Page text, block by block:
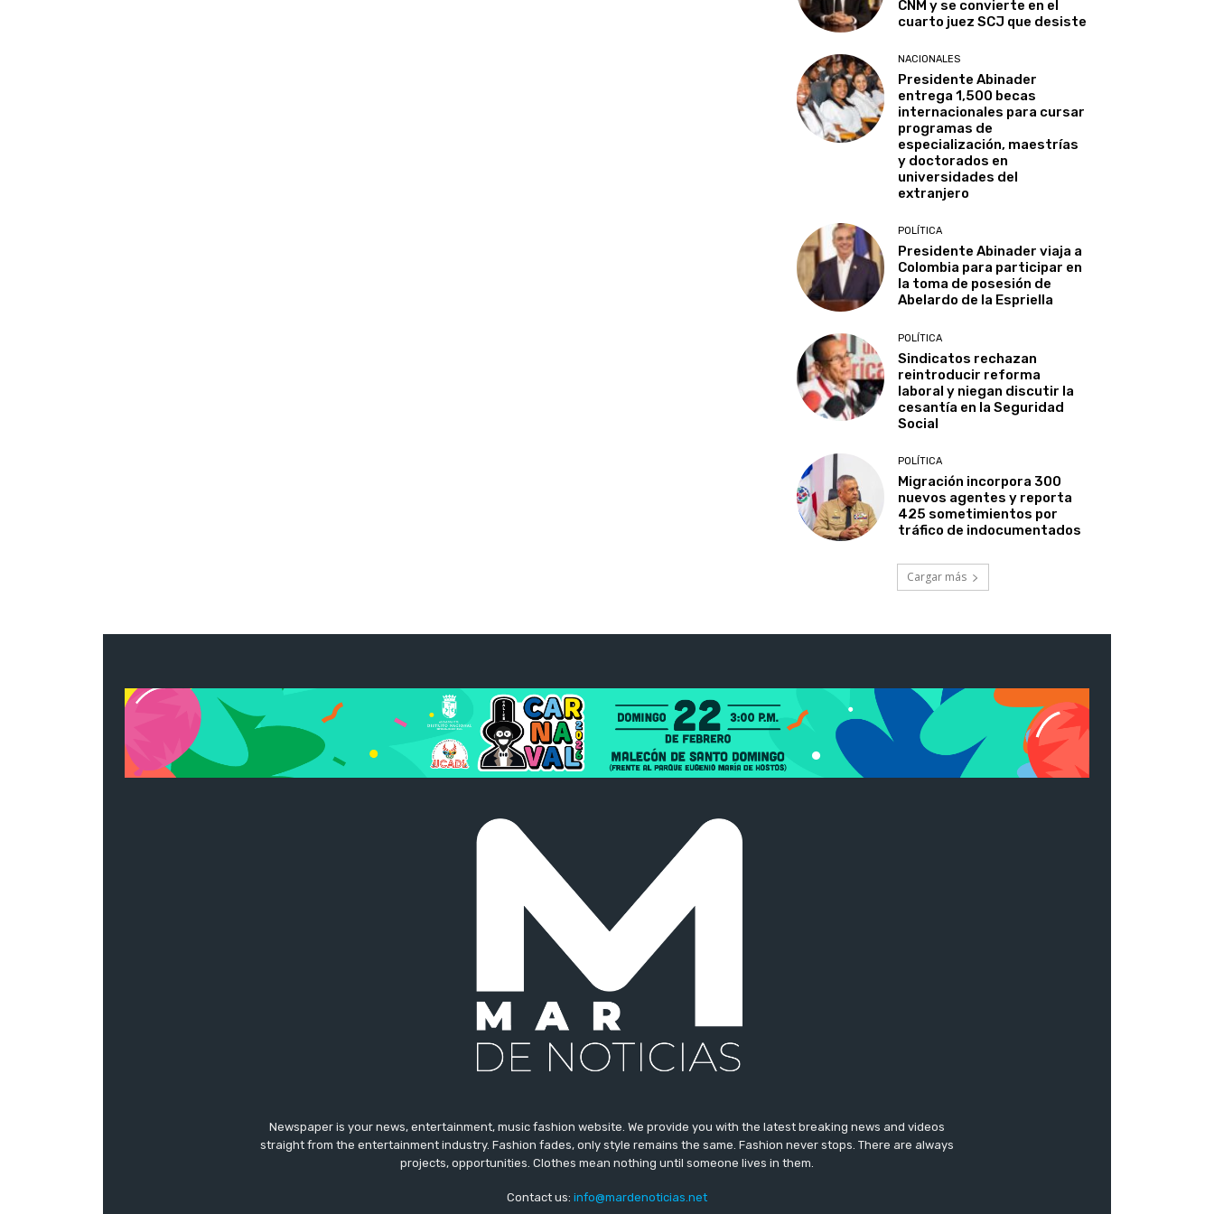
CNM y se convierte en el
cuarto juez SCJ que desiste
NACIONALES
Presidente Abinader
entrega 1,500 becas
internacionales para cursar
programas de
especialización, maestrías
y doctorados en
universidades del
extranjero
POLÍTICA
Presidente Abinader viaja a
Colombia para participar en
la toma de posesión de
Abelardo de la Espriella
POLÍTICA
Sindicatos rechazan
reintroducir reforma
laboral y niegan discutir la
cesantía en la Seguridad
Social
POLÍTICA
Migración incorpora 300
nuevos agentes y reporta
425 sometimientos por
tráfico de indocumentados
Cargar más
Newspaper is your news, entertainment, music fashion website. We provide you with the latest breaking news and videos
straight from the entertainment industry. Fashion fades, only style remains the same. Fashion never stops. There are always
projects, opportunities. Clothes mean nothing until someone lives in them.
Contact us: info@mardenoticias.net